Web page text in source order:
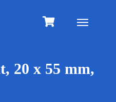
Toggle
20 x 55 mm,